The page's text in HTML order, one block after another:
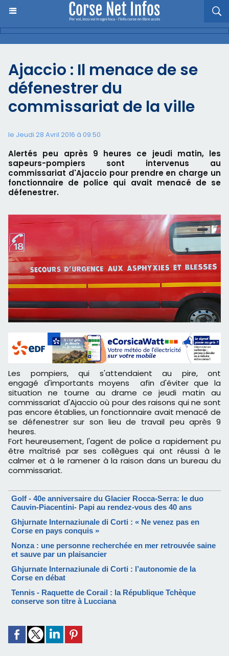
Ajaccio : Il menace de se
défenestrer du
commissariat de la ville
le Jeudi 28 Avril 2016 à 09:50
Alertés peu après 9 heures ce jeudi matin, les
sapeurs-pompiers sont intervenus au
commissariat d'Ajaccio pour prendre en charge un
fonctionnaire de police qui avait menacé de se
défenestrer.
Les pompiers, qui s'attendaient au pire, ont
engagé d'importants moyens afin d'éviter que la
situation ne tourne au drame ce jeudi matin au
commissariat d'Ajaccio où pour des raisons qui ne sont
pas encore établies, un fonctionnaire avait menacé de
se défenestrer sur son lieu de travail peu après 9
heures.
Fort heureusement, l'agent de police a rapidement pu
être maîtrisé par ses collègues qui ont réussi à le
calmer et à le ramener à la raison dans un bureau du
commissariat.
Golf - 40e anniversaire du Glacier Rocca-Serra: le duo
Cauvin-Piacentini- Papi au rendez-vous des 40 ans
Ghjurnate Internaziunale di Corti : « Ne venez pas en
Corse en pays conquis »
Nonza : une personne recherchée en mer retrouvée saine
et sauve par un plaisancier
Ghjurnate Internaziunale di Corti : l’autonomie de la
Corse en débat
Tennis - Raquette de Corail : la République Tchèque
conserve son titre à Lucciana